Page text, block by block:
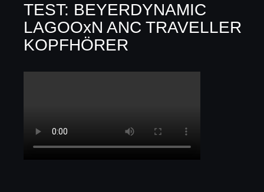
TEST: BEYERDYNAMIC
LAGOOxN ANC TRAVELLER
KOPFHÖRER